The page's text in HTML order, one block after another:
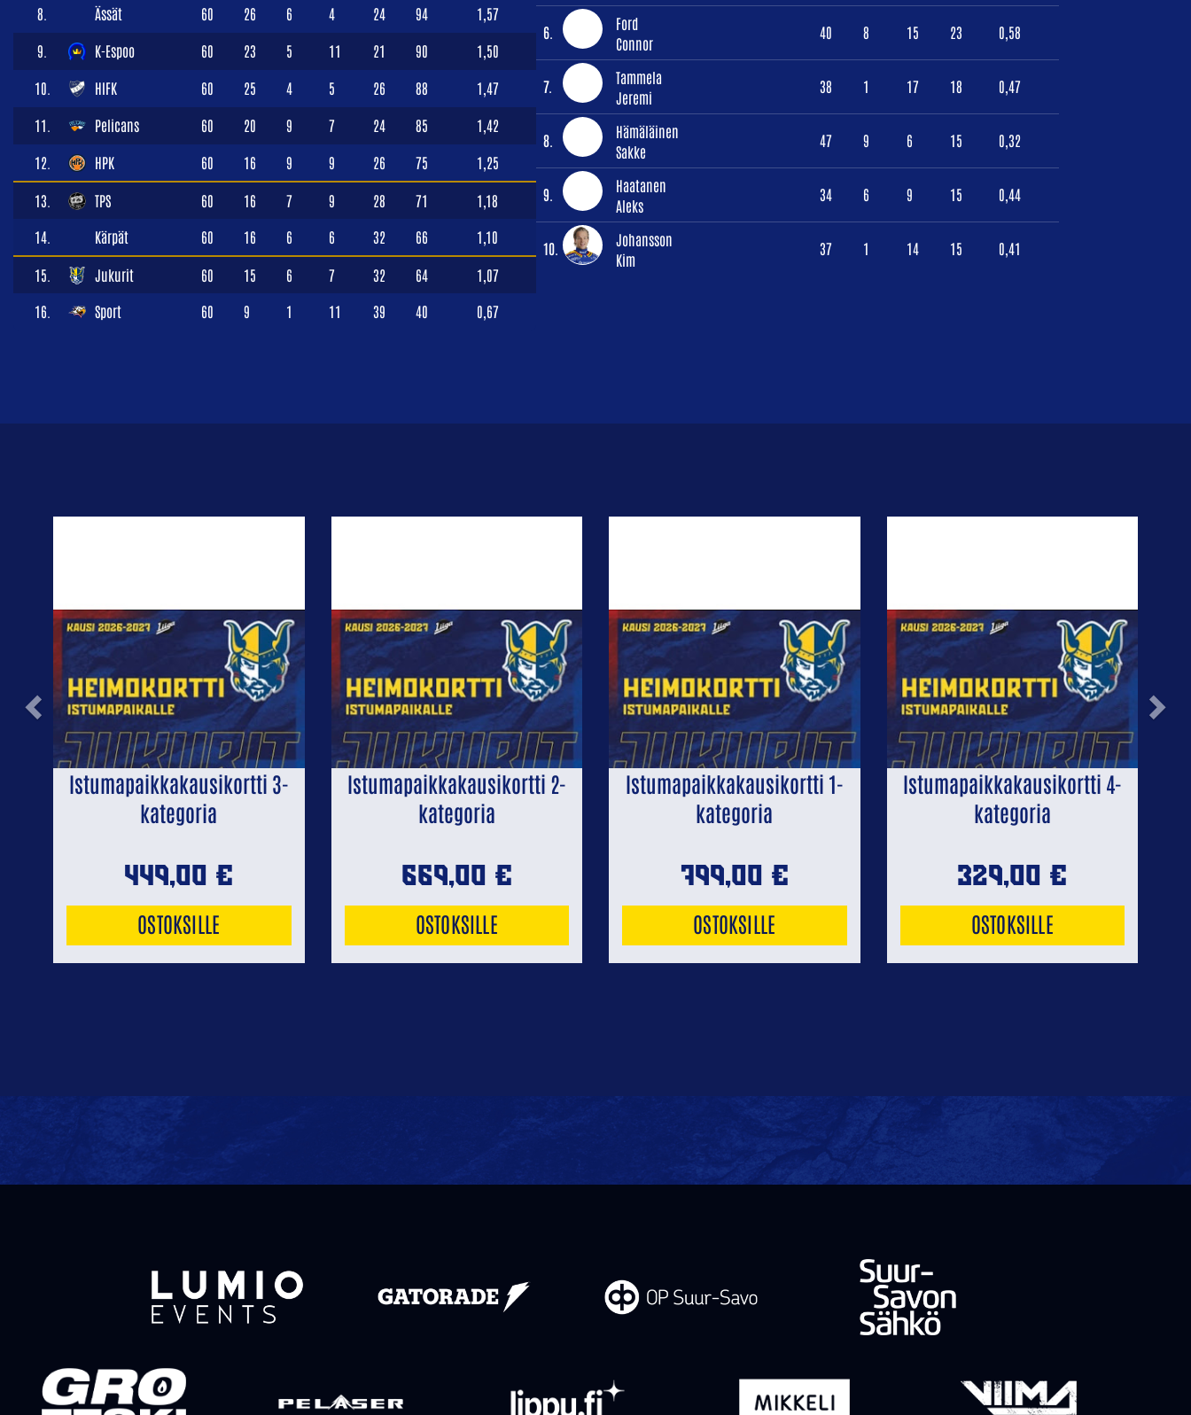
8. Ässät 60 26 6 4 24 94 1,57
9. K-Espoo 60 23 5 11 21 90 1,50
10. HIFK 60 25 4 5 26 88 1,47
11. Pelicans 60 20 9 7 24 85 1,42
12. HPK 60 16 9 9 26 75 1,25
13. TPS 60 16 7 9 28 71 1,18
14. Kärpät 60 16 6 6 32 66 1,10
15. Jukurit 60 15 6 7 32 64 1,07
16. Sport 60 9 1 11 39 40 0,67
6.
Ford
Connor
40 8 15 23 0,58
7.
Tammela
Jeremi
38 1 17 18 0,47
8.
Hämäläinen
Sakke
47 9 6 15 0,32
9.
Haatanen
Aleks
34 6 9 15 0,44
10.
Johansson
Kim
37 1 14 15 0,41
Istumapaikkakausikortti 3-
kategoria
449,00 €
OSTOKSILLE
Istumapaikkakausikortti 2-
kategoria
669,00 €
OSTOKSILLE
Istumapaikkakausikortti 1-
kategoria
799,00 €
OSTOKSILLE
Istumapaikkakausikortti 4-
kategoria
329,00 €
OSTOKSILLE
Previous